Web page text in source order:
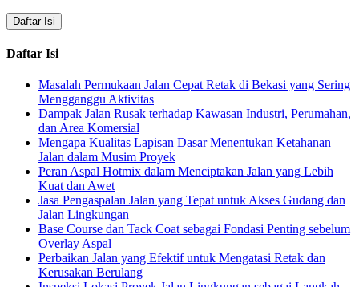
Daftar Isi
Daftar Isi
Masalah Permukaan Jalan Cepat Retak di Bekasi yang Sering
Mengganggu Aktivitas
Dampak Jalan Rusak terhadap Kawasan Industri, Perumahan,
dan Area Komersial
Mengapa Kualitas Lapisan Dasar Menentukan Ketahanan
Jalan dalam Musim Proyek
Peran Aspal Hotmix dalam Menciptakan Jalan yang Lebih
Kuat dan Awet
Jasa Pengaspalan Jalan yang Tepat untuk Akses Gudang dan
Jalan Lingkungan
Base Course dan Tack Coat sebagai Fondasi Penting sebelum
Overlay Aspal
Perbaikan Jalan yang Efektif untuk Mengatasi Retak dan
Kerusakan Berulang